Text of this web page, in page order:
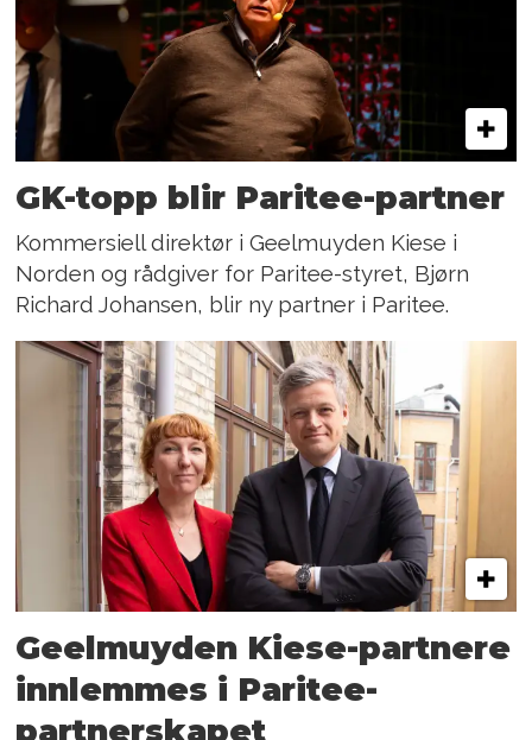
GK-topp blir Paritee-partner
Kommersiell direktør i Geelmuyden Kiese i
Norden og rådgiver for Paritee-styret, Bjørn
Richard Johansen, blir ny partner i Paritee.
Geelmuyden Kiese-partnere
innlemmes i Paritee-
partnerskapet